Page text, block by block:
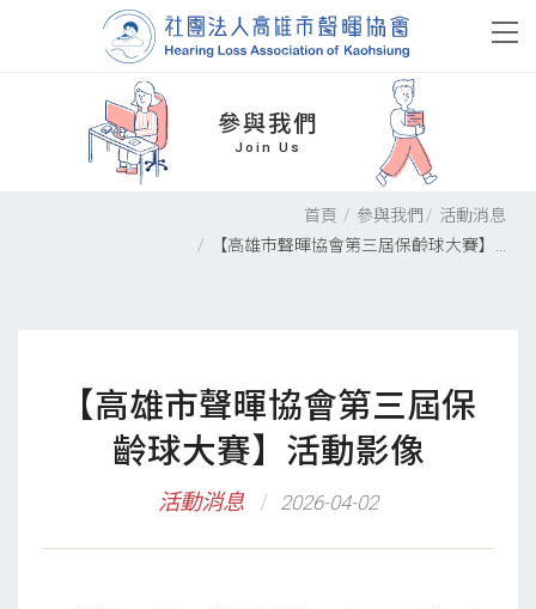
參與我們
Join Us
首頁 參與我們
活動消息
【高雄市聲暉協會第三屆保齡球大賽】...
【高雄市聲暉協會第三屆保
齡球大賽】活動影像
活動消息 2026-04-02